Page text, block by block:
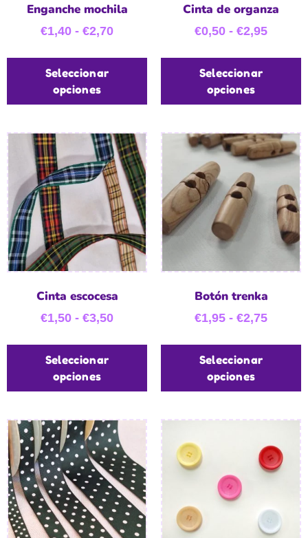
Enganche mochila
€1,40 - €2,70
Seleccionar
opciones
Cinta de organza
€0,50 - €2,95
Seleccionar
opciones
Cinta escocesa
€1,50 - €3,50
Seleccionar
opciones
Botón trenka
€1,95 - €2,75
Seleccionar
opciones